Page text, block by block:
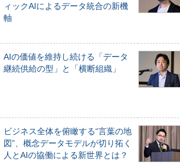
ィックAIによるデータ統合の新機
軸
AIの価値を維持し続ける「データ
継続供給の型」と「横断組織」
ビジネス全体を俯瞰する“言葉の地
図”、概念データモデルが切り拓く
人とAIの協働による新世界とは？